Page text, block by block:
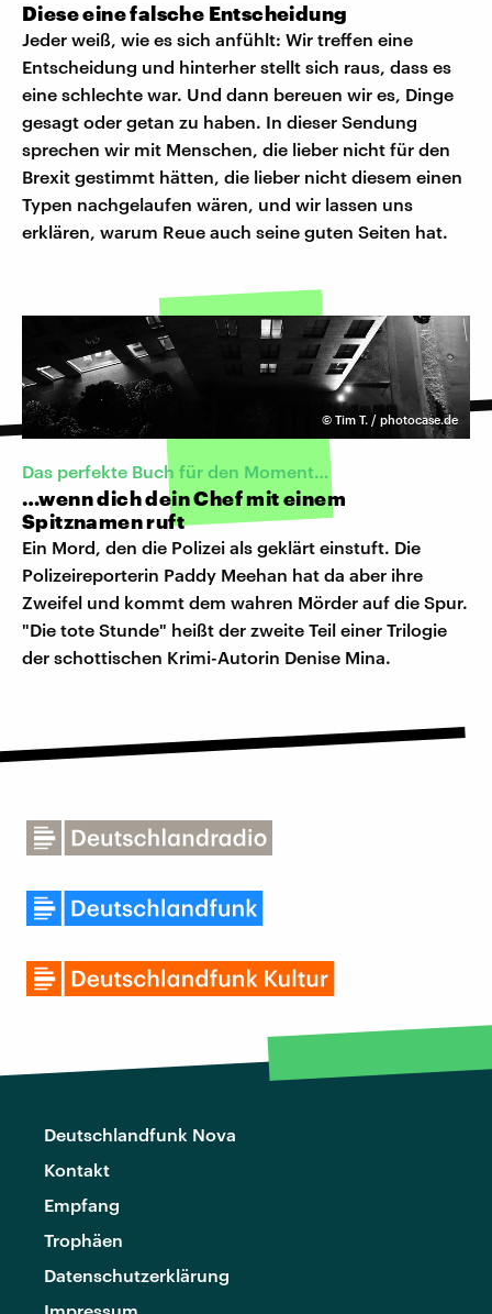
Diese eine falsche Entscheidung
Jeder weiß, wie es sich anfühlt: Wir treffen eine
Entscheidung und hinterher stellt sich raus, dass es
eine schlechte war. Und dann bereuen wir es, Dinge
gesagt oder getan zu haben. In dieser Sendung
sprechen wir mit Menschen, die lieber nicht für den
Brexit gestimmt hätten, die lieber nicht diesem einen
Typen nachgelaufen wären, und wir lassen uns
erklären, warum Reue auch seine guten Seiten hat.
© Tim T. / photocase.de
Das perfekte Buch für den Moment…
…wenn dich dein Chef mit einem
Spitznamen ruft
Ein Mord, den die Polizei als geklärt einstuft. Die
Polizeireporterin Paddy Meehan hat da aber ihre
Zweifel und kommt dem wahren Mörder auf die Spur.
"Die tote Stunde" heißt der zweite Teil einer Trilogie
der schottischen Krimi-Autorin Denise Mina.
Deutschlandfunk Nova
Kontakt
Empfang
Trophäen
Datenschutzerklärung